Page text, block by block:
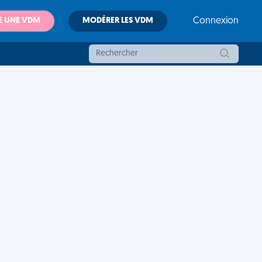
UNE VDM MODÉRER LES VDM Connexion